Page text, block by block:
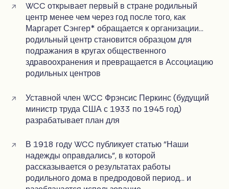
WCC открывает первый в стране родильный
центр менее чем через год после того, как
Маргарет Сэнгер* обращается к организации...
родильный центр становится образцом для
подражания в кругах общественного
здравоохранения и превращается в Ассоциацию
родильных центров
Уставной член WCC Фрэнсис Перкинс (будущий
министр труда США с 1933 по 1945 год)
разрабатывает план для
В 1918 году WCC публикует статью "Наши
надежды оправдались", в которой
рассказывается о результатах работы
родильного дома в предродовой период... и